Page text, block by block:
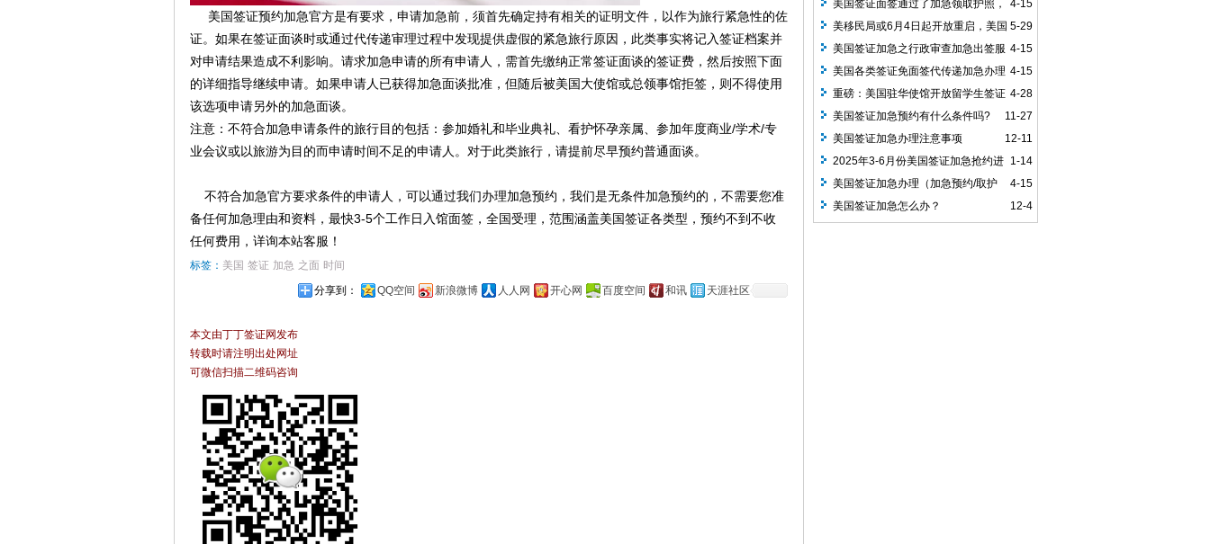
美国签证预约加急官方是有要求，申请加急前，须首先确定持有相关的证明文件，以作为旅行紧急性的佐
证。如果在签证面谈时或通过代传递审理过程中发现提供虚假的紧急旅行原因，此类事实将记入签证档案并
对申请结果造成不利影响。请求加急申请的所有申请人，需首先缴纳正常签证面谈的签证费，然后按照下面
的详细指导继续申请。如果申请人已获得加急面谈批准，但随后被美国大使馆或总领事馆拒签，则不得使用
该选项申请另外的加急面谈。
注意：不符合加急申请条件的旅行目的包括：参加婚礼和毕业典礼、看护怀孕亲属、参加年度商业/学术/专
业会议或以旅游为目的而申请时间不足的申请人。对于此类旅行，请提前尽早预约普通面谈。
不符合加急官方要求条件的申请人，可以通过我们办理加急预约，我们是无条件加急预约的，不需要您准
备任何加急理由和资料，最快3-5个工作日入馆面签，全国受理，范围涵盖美国签证各类型，预约不到不收
任何费用，详询本站客服！
标签： 美国 签证 加急 之面 时间
分享到：
QQ空间 新浪微博 人人网 开心网 百度空间 和讯 天涯社区
本文由丁丁签证网发布
转载时请注明出处网址
可微信扫描二维码咨询
4-15
美国签证面签通过了加急领取护照，
最快24小时拿到
5-29
美移民局或6月4日起开放重启，美国
签证加急预约持续接单中！
4-15
美国签证加急之行政审查加急出签服
务
4-15
美国各类签证免面签代传递加急办理
全国受理
4-28
重磅：美国驻华使馆开放留学生签证
申请发放，预约可加急！
11-27
​美国签证加急预约有什么条件吗?
12-11
美国签证加急办理注意事项
1-14
2025年3-6月份美国签证加急抢约进
行中
4-15
美国签证加急办理（加急预约/取护
照/行政审查加急等）
12-4
美国签证加急怎么办？